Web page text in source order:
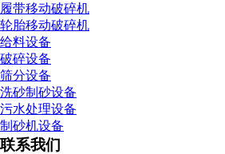
履带移动破碎机
轮胎移动破碎机
给料设备
破碎设备
筛分设备
洗砂制砂设备
污水处理设备
制砂机设备
联系我们